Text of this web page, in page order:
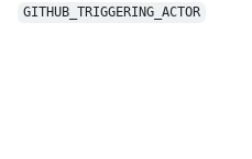
GITHUB_TRIGGERING_ ACTOR